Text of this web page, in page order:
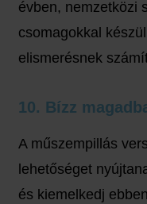
évben, nemzetközi
csomagokkal
elismerésnek
10. Bízz
A műszempillás
lehetőséget
és kiemelkedj